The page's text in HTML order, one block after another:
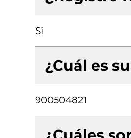
Si
¿Cuál es
900504821